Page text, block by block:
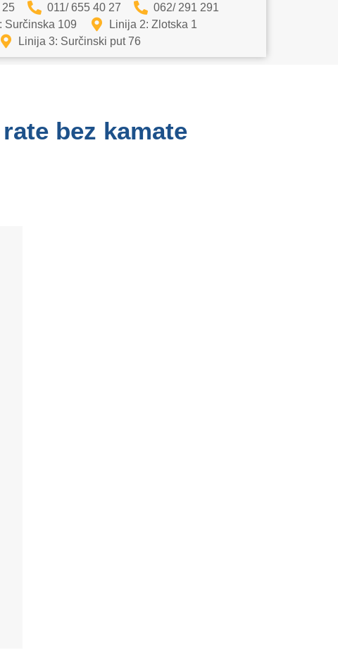
25 011/ 655 40 27
062/ 291 291
Surčinska 109
Linija 2: Zlotska 1
Linija 3: Surčinski put 76
bez kamate